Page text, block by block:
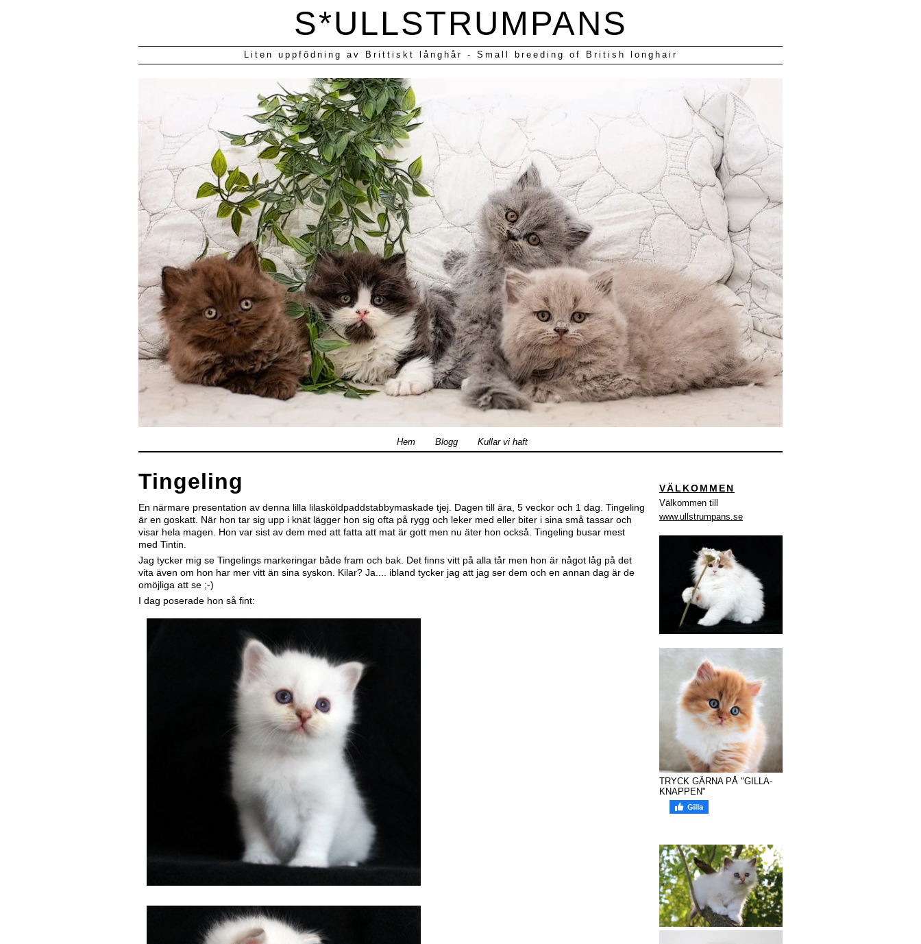
S*ULLSTRUMPANS
Liten uppfödning av Brittiskt långhår - Small breeding of British longhair
Hem Blogg Kullar vi haft
Tingeling
En närmare presentation av denna lilla lilasköldpaddstabbymaskade tjej. Dagen till ära, 5 veckor och 1 dag. Tingeling
är en goskatt. När hon tar sig upp i knät lägger hon sig ofta på rygg och leker med eller biter i sina små tassar och
visar hela magen. Hon var sist av dem med att fatta att mat är gott men nu äter hon också. Tingeling busar mest
med Tintin.
Jag tycker mig se Tingelings markeringar både fram och bak. Det finns vitt på alla tår men hon är något låg på det
vita även om hon har mer vitt än sina syskon. Kilar? Ja.... ibland tycker jag att jag ser dem och en annan dag är de
omöjliga att se ;-)
I dag poserade hon så fint:
VÄLKOMMEN
Välkommen till
www.ullstrumpans.se
TRYCK GÄRNA PÅ "GILLA-
KNAPPEN"